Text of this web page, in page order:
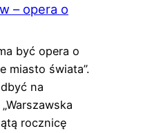
– opera o
być opera o
miasto świata”.
na
rocznicę